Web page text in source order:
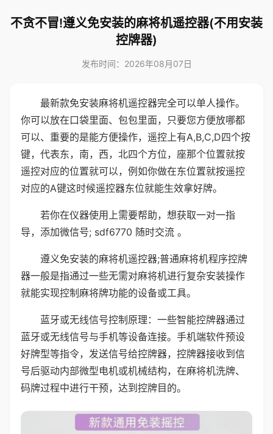
不贪不冒!遵义免安装的麻将机遥控器(不用安装
控牌器)
发布时间：2026年08月07日
最新款免安装麻将机遥控器完全可以单人操作。
你可以放在口袋里面、包包里面，只要您方便放哪都
可以、重要的是能方便操作，遥控上有A,B,C,D四个按
键，代表东，南，西，北四个方位，座那个位置就按
遥控对应的位置就可以，例如你做在东位置就按遥控
对应的A键这时候遥控器东位就能生效拿好牌。
若你在仪器使用上需要帮助，想获取一对一指
导，添加微信号; sdf6770 随时交流 。
遵义免安装的麻将机遥控器;普通麻将机程序控牌
器一般是指通过一些无需对麻将机进行复杂安装操作
就能实现控制麻将牌功能的设备或工具。
蓝牙或无线信号控制原理：一些智能控牌器通过
蓝牙或无线信号与手机等设备连接。手机端软件预设
好牌型等指令，发送信号给控牌器，控牌器接收到信
号后驱动内部微型电机或机械结构，在麻将机洗牌、
码牌过程中进行干预，达到控牌目的。